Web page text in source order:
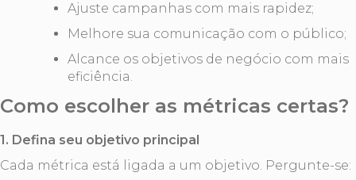
Ajuste campanhas com mais rapidez;
Melhore sua comunicação com o público;
Alcance os objetivos de negócio com mais
eficiência.
Como escolher as métricas certas?
1. Defina seu objetivo principal
Cada métrica está ligada a um objetivo. Pergunte-se: